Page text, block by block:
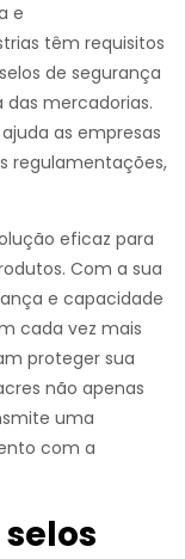
e
têm requisitos
de segurança
mercadorias.
as empresas
regulamentações,
eficaz para
Com a sua
e capacidade
cada vez mais
proteger sua
não apenas
uma
com a